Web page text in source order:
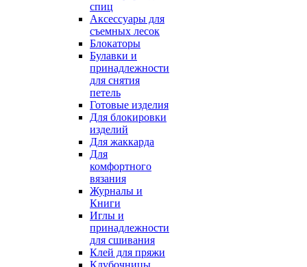
спиц
Аксессуары для
съемных лесок
Блокаторы
Булавки и
принадлежности
для снятия
петель
Готовые изделия
Для блокировки
изделий
Для жаккарда
Для
комфортного
вязания
Журналы и
Книги
Иглы и
принадлежности
для сшивания
Клей для пряжи
Клубочницы